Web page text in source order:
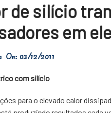
de silício
em
On: 03/12/2011
com silício
para o elevado calor